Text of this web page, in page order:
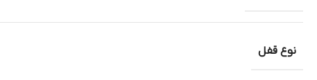
نوع قفل